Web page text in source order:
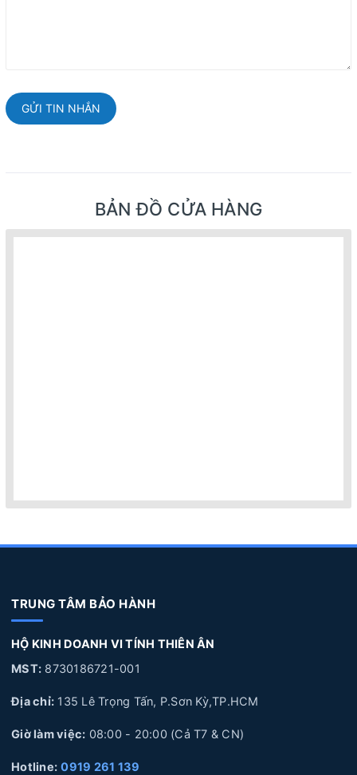
GỬI TIN NHẮN
BẢN ĐỒ CỬA HÀNG
TRUNG TÂM BẢO HÀNH
HỘ KINH DOANH VI TÍNH THIÊN ÂN
MST: 8730186721-001
Địa chỉ: 135 Lê Trọng Tấn, P.Sơn Kỳ,TP.HCM
Giờ làm việc: 08:00 - 20:00 (Cả T7 & CN)
Hotline: 0919 261 139